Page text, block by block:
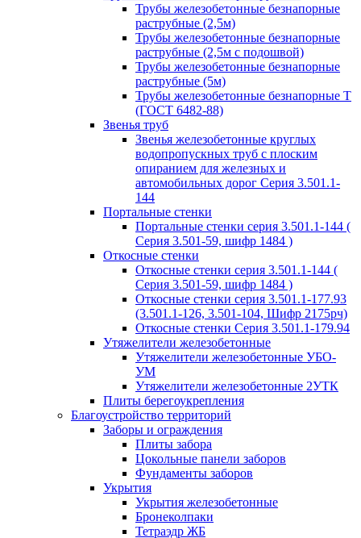
Трубы железобетонные безнапорные
раструбные (2,5м)
Трубы железобетонные безнапорные
раструбные (2,5м с подошвой)
Трубы железобетонные безнапорные
раструбные (5м)
Трубы железобетонные безнапорные Т
(ГОСТ 6482-88)
Звенья труб
Звенья железобетонные круглых
водопропускных труб с плоским
опиранием для железных и
автомобильных дорог Серия 3.501.1-
144
Портальные стенки
Портальные стенки серия 3.501.1-144 (
Серия 3.501-59, шифр 1484 )
Откосные стенки
Откосные стенки серия 3.501.1-144 (
Серия 3.501-59, шифр 1484 )
Откосные стенки серия 3.501.1-177.93
(3.501.1-126, 3.501-104, Шифр 2175рч)
Откосные стенки Серия 3.501.1-179.94
Утяжелители железобетонные
Утяжелители железобетонные УБО-
УМ
Утяжелители железобетонные 2УТК
Плиты берегоукрепления
Благоустройство территорий
Заборы и ограждения
Плиты забора
Цокольные панели заборов
Фундаменты заборов
Укрытия
Укрытия железобетонные
Бронеколпаки
Тетраэдр ЖБ